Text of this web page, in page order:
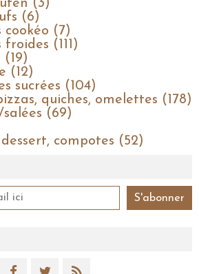
(3)
(6)
cookéo (7)
(111)
(19)
(12)
sucrées (104)
quiches, omelettes (178)
salées (69)
compotes (52)